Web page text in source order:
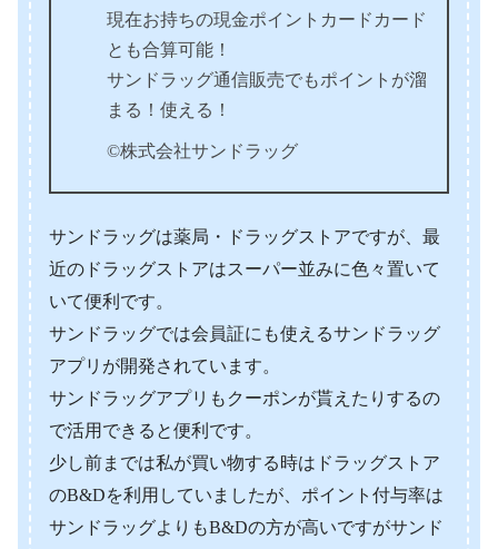
現在お持ちの現金ポイントカードカード
とも合算可能！
サンドラッグ通信販売でもポイントが溜
まる！使える！
©株式会社サンドラッグ
サンドラッグは薬局・ドラッグストアですが、最
近のドラッグストアはスーパー並みに色々置いて
いて便利です。
サンドラッグでは会員証にも使えるサンドラッグ
アプリが開発されています。
サンドラッグアプリもクーポンが貰えたりするの
で活用できると便利です。
少し前までは私が買い物する時はドラッグストア
のB&Dを利用していましたが、ポイント付与率は
サンドラッグよりもB&Dの方が高いですがサンド